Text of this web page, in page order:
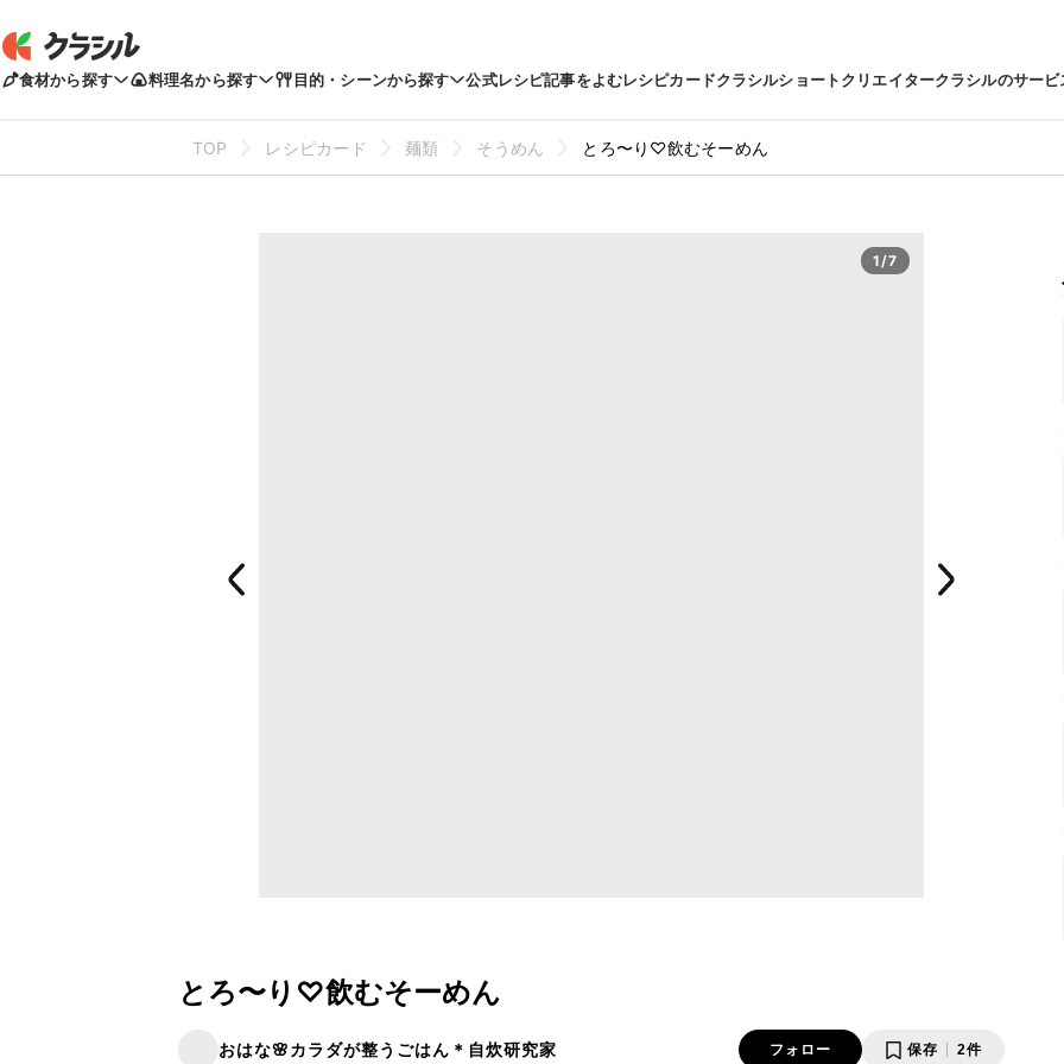
食材から探す 料理名から探す 目的・シーンから探す 公式レシピ記事をよむレシピカードクラシルショートクリエイタークラシルのサービ
TOP レシピカード 麺類 そうめん とろ〜り♡飲むそーめん
1/7
とろ〜り♡飲むそーめん
おはな🌸カラダが整うごはん＊自炊研究家 フォロー 保存 2件